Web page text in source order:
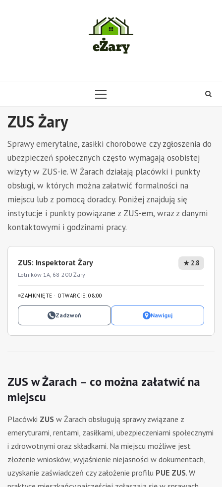
PRIMARY
ZUS Żary
Sprawy emerytalne, zasiłki chorobowe czy zgłoszenia do
ubezpieczeń społecznych często wymagają osobistej
wizyty w ZUS-ie. W Żarach działają placówki i punkty
obsługi, w których można załatwić formalności na
miejscu lub z pomocą doradcy. Poniżej znajdują się
instytucje i punkty powiązane z ZUS-em, wraz z danymi
kontaktowymi i godzinami pracy.
ZUS: Inspektorat Żary
Lotników 1A, 68-200 Żary
★ 2.8
ZAMKNIĘTE · OTWARCIE: 08:00
Zadzwoń Nawiguj
ZUS w Żarach – co można załatwić na
miejscu
Placówki ZUS w Żarach obsługują sprawy związane z
emeryturami, rentami, zasiłkami, ubezpieczeniami społecznymi
i zdrowotnymi oraz składkami. Na miejscu możliwe jest
złożenie wniosków, wyjaśnienie niejasności w dokumentach,
uzyskanie zaświadczeń czy założenie profilu PUE ZUS. W